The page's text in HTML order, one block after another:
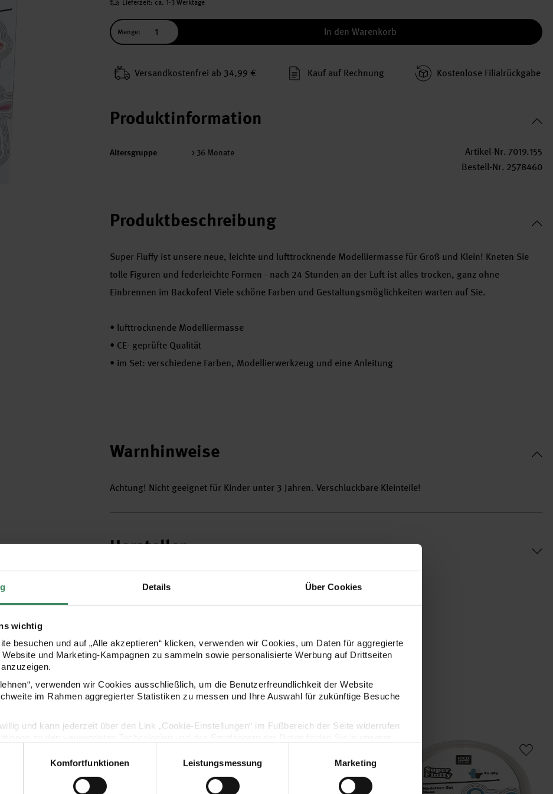
Details Über Cookies
wichtig
besuchen und auf „Alle akzeptieren“ klicken, verwenden wir Cookies, um Daten für aggregierte
und Marketing-Kampagnen zu sammeln sowie personalisierte Werbung auf Drittseiten
verwenden wir Cookies ausschließlich, um die Benutzerfreundlichkeit der Website
im Rahmen aggregierter Statistiken zu messen und Ihre Auswahl für zukünftige Besuche
und kann jederzeit über den Link „Cookie-Einstellungen“ im Fußbereich der Seite widerrufen
Vertrag widerrufen
Komfortfunktionen Leistungsmessung Marketing
Lieferzeit: ca. 1-3 Werktage
Menge: In den Warenkorb
Versand­kosten­frei ab 34,99 € Kauf auf Rechnung Kosten­lose Filial­rückgabe
Produktinformation
Altersgruppe > 36 Monate Artikel-Nr. 7019.155
Bestell-Nr. 2578460
Produktbeschreibung
Super Fluffy ist unsere neue, leichte und lufttrocknende Modelliermasse für Groß und Klein! Kneten Sie
tolle Figuren und federleichte Formen - nach 24 Stunden an der Luft ist alles trocken, ganz ohne
Einbrennen im Backofen! Viele schöne Farben und Gestaltungsmöglichkeiten warten auf Sie.
• lufttrocknende Modelliermasse
• CE- geprüfte Qualität
• im Set: verschiedene Farben, Modellierwerkzeug und eine Anleitung
Warnhinweise
Achtung! Nicht geeignet für Kinder unter 3 Jahren. Verschluckbare Kleinteile!
Hersteller
Kaufempfehlung